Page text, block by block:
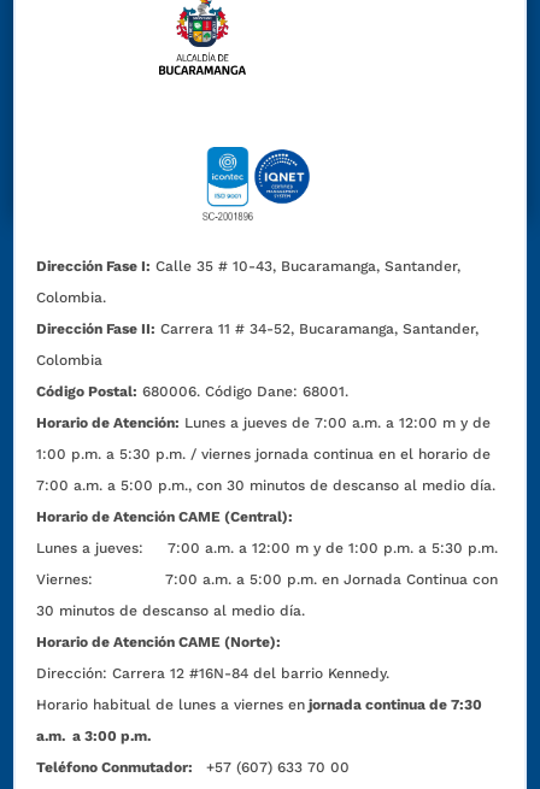
Dirección Fase I: Calle 35 # 10-43, Bucaramanga, Santander,
Colombia.
Dirección Fase II: Carrera 11 # 34-52, Bucaramanga, Santander,
Colombia
Código Postal: 680006. Código Dane: 68001.
Horario de Atención: Lunes a jueves de 7:00 a.m. a 12:00 m y de
1:00 p.m. a 5:30 p.m. / viernes jornada continua en el horario de
7:00 a.m. a 5:00 p.m., con 30 minutos de descanso al medio día.
Horario de Atención CAME (Central):
Lunes a jueves: 7:00 a.m. a 12:00 m y de 1:00 p.m. a 5:30 p.m.
Viernes: 7:00 a.m. a 5:00 p.m. en Jornada Continua con
30 minutos de descanso al medio día.
Horario de Atención CAME (Norte):
Dirección:Carrera 12 #16N-84 del barrio Kennedy.
Horario habitual de lunes a viernes en jornada continua de 7:30
a.m. a 3:00 p.m.
Teléfono Conmutador:
+57 (607) 633 70 00